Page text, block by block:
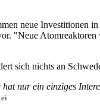
neue Investitionen
"Neue
sich nichts an
nur ein einziges